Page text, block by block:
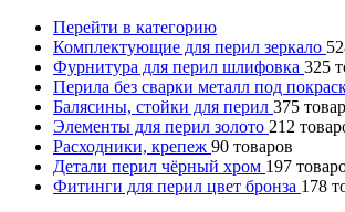
Перейти в категорию
Комплектующие для перил зеркало
Фурнитура для перил шлифовка 325
Перила без сварки металл под
Балясины, стойки для перил 375
Элементы для перил золото 212
Расходники, крепеж 90 товаров
Детали перил чёрный хром 197
Фитинги для перил цвет бронза 178